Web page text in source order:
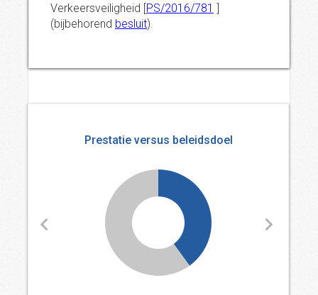
Verkeersveiligheid [PS/2016/781 ]
(bijbehorend besluit).
Prestatie versus beleidsdoel